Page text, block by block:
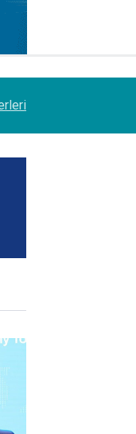
CCO’su oldu